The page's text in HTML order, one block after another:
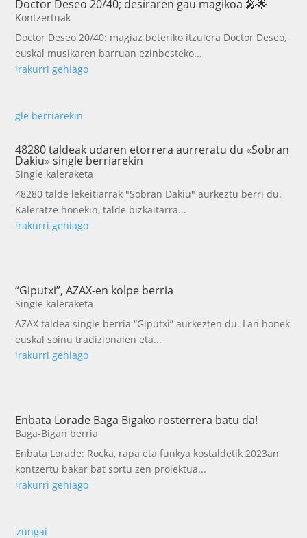
Doctor Deseo 20/40; desiraren gau magikoa 🎤🌟
Kontzertuak
Doctor Deseo 20/40: magiaz beteriko itzulera Doctor Deseo,
euskal musikaren barruan ezinbesteko...
irakurri gehiago
48280 taldeak udaren etorrera aurreratu du «Sobran
Dakiu» single berriarekin
Single kaleraketa
48280 talde lekeitiarrak "Sobran Dakiu" aurkeztu berri du.
Kaleratze honekin, talde bizkaitarra...
irakurri gehiago
“Giputxi”, AZAX-en kolpe berria
Single kaleraketa
AZAX taldea single berria “Giputxi” aurkezten du. Lan honek
euskal soinu tradizionalen eta...
irakurri gehiago
Enbata Lorade Baga Bigako rosterrera batu da!
Baga-Bigan berria
Enbata Lorade: Rocka, rapa eta funkya kostaldetik 2023an
kontzertu bakar bat sortu zen proiektua...
irakurri gehiago